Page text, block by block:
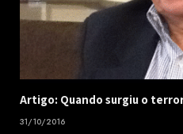
Artigo: Quando surgiu o
31/10/2016